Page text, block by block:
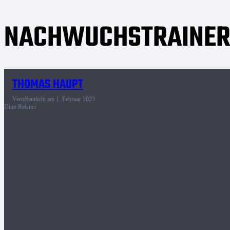
NACHWUCHSTRAINER
THOMAS HAUPT
Veröffentlicht am 1. Februar 2023
Dino Reisner